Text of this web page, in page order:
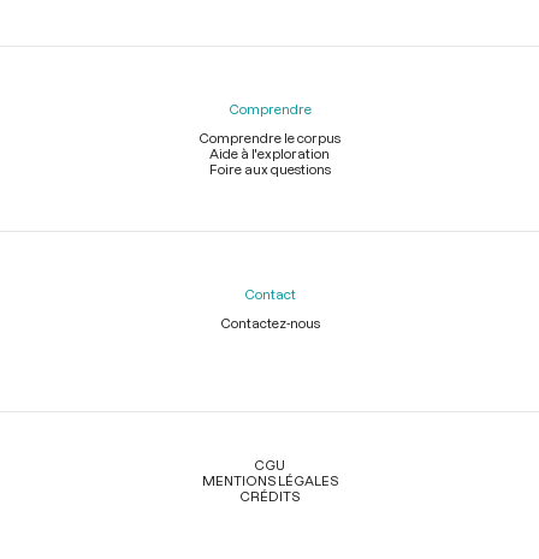
Comprendre
Comprendre le corpus
Aide à l'exploration
Foire aux questions
Contact
Contactez-nous
Légal
CGU
MENTIONS LÉGALES
CRÉDITS